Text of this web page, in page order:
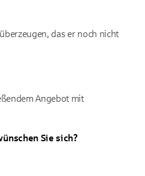
das er noch nicht
Angebot mit
Sie sich?